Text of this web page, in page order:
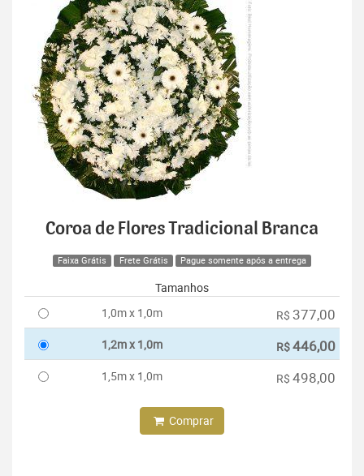
Coroa de Flores Tradicional Branca
Faixa Grátis Frete Grátis Pague somente após a entrega
Tamanhos
1,0m x 1,0m
R$ 377,00
1,2m x 1,0m R$446,00
1,5m x 1,0m R$ 498,00
Comprar